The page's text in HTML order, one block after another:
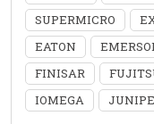
SUPERMICRO
EATON
FINISAR
IOMEGA